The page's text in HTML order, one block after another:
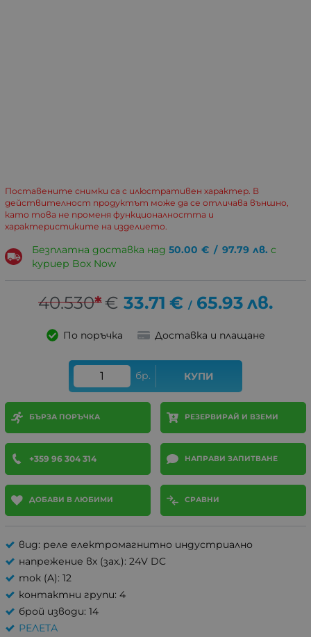
Поставените снимки са с илюстративен характер. В
действителност продуктът може да се отличава външно,
като това не променя функционалността и
характеристиките на изделието.
Безплатна доставка над 50.00 € / 97.79 лв. с
куриер Box Now
40.530*€ 33.71 € / 65.93 лв.
По поръчка Доставка и плащане
бр. КУПИ
БЪРЗА ПОРЪЧКА РЕЗЕРВИРАЙ И ВЗЕМИ
+359 96 304 314 НАПРАВИ ЗАПИТВАНЕ
ДОБАВИ В ЛЮБИМИ СРАВНИ
вид: реле електромагнитно индустриално
напрежение вх (зах.): 24V DC
ток (A): 12
контактни групи: 4
брой изводи: 14
РЕЛЕТА